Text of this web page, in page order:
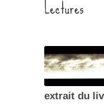
Lectures
extrait du